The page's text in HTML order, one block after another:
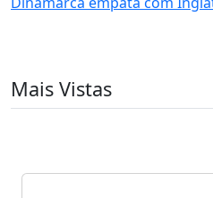
Mais Vistas